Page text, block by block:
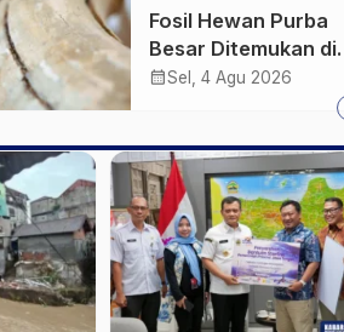
ke Daerah
Fosil Hewan Purba
Besar Ditemukan di
Sungai Piji Kudus
calendar_monthSel, 4 Agu 2026